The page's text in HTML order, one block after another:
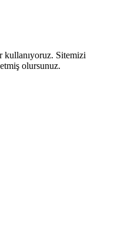
Sitemizi
olursunuz.